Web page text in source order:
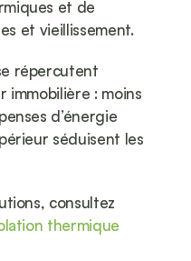
et de
et vieillissement.
répercutent
: moins
d’énergie
séduisent les
consultez
thermique